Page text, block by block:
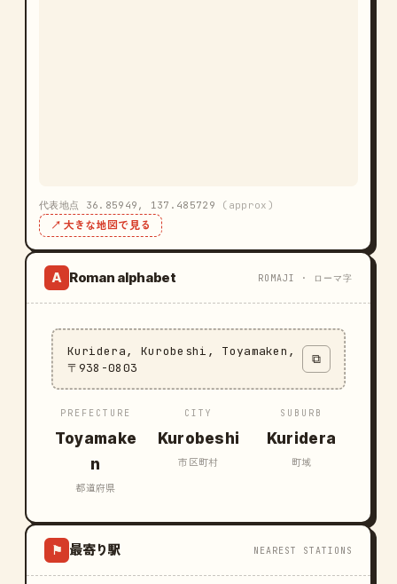
代表地点 36.85949, 137.485729 (approx)
↗ 大きな地図で見る
A Roman alphabet ROMAJI · ローマ字
Kuridera, Kurobeshi, Toyamaken,
〒938-0803
⧉
PREFECTURE
Toyamake
n
都道府県
CITY
Kurobeshi
市区町村
SUBURB
Kuridera
町域
⚑ 最寄り駅 NEAREST STATIONS